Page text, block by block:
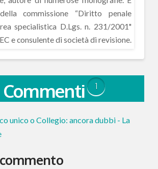
commissione “Diritto penale
specialistica D.Lgs. n. 231/2001"
e consulente di società di revisione.
Commenti 1
unico o Collegio: ancora dubbi - La